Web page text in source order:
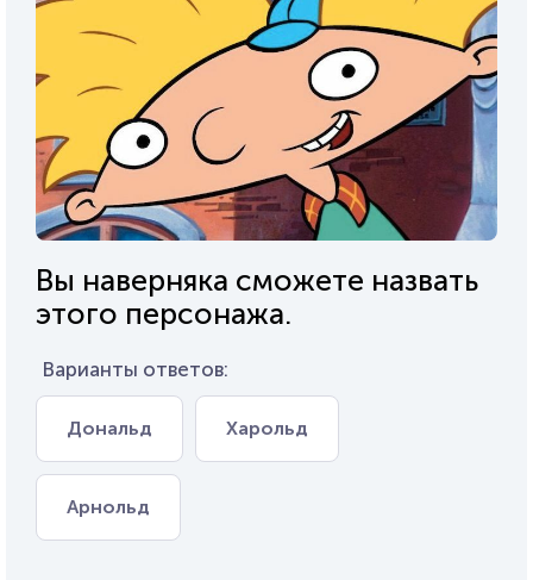
Вы наверняка сможете назвать
этого персонажа.
Варианты ответов:
Дональд Харольд
Арнольд